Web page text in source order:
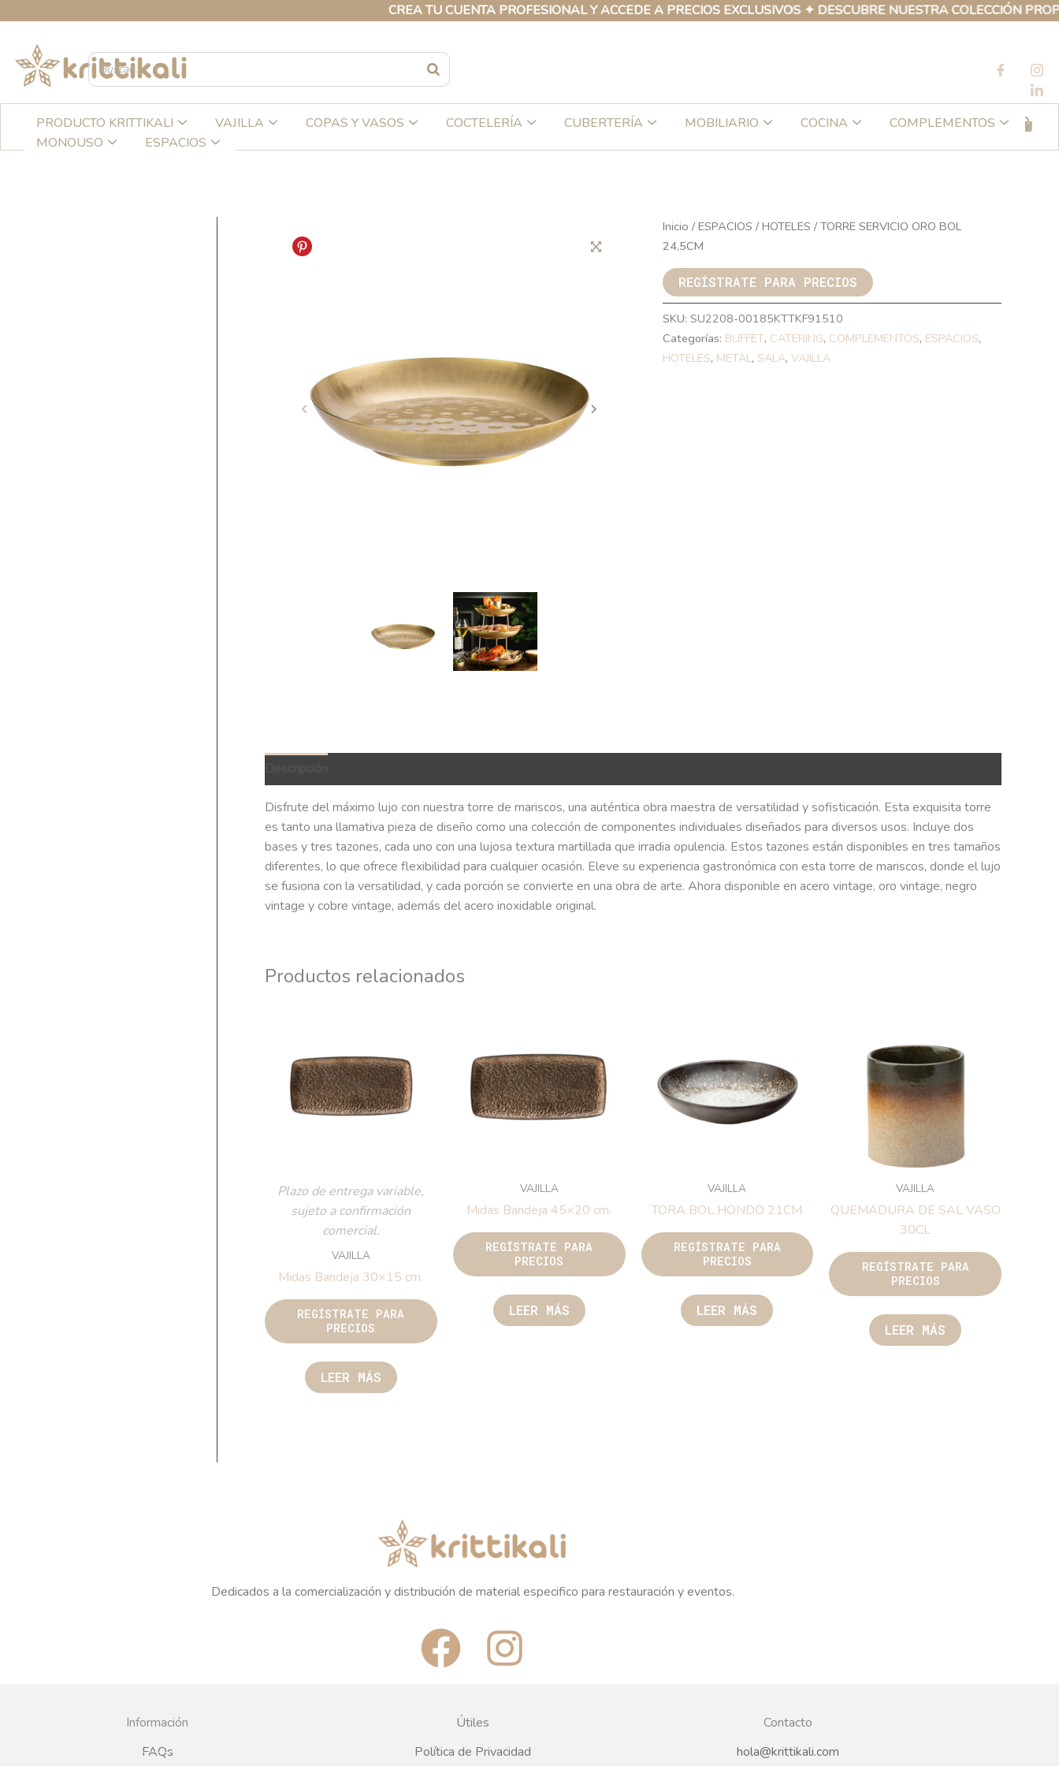
CREA TU CUENTA PROFESIONAL Y ACCEDE A PRECIOS EXCLUSIVOS ✦ DESCUBRE NUESTRA COLECCIÓN PROPIA DE
contenido
PRODUCTO KRITTIKALI VAJILLA COPAS Y VASOS COCTELERÍA CUBERTERÍA MOBILIARIO COCINA
COMPLEMENTOS
MONOUSO
ESPACIOS
Inicio / ESPACIOS / HOTELES / TORRE SERVICIO ORO BOL
24,5CM
REGÍSTRATE PARA PRECIOS
SKU: SU2208-00185KTTKF91510
Categorías: BUFFET, CATERING, COMPLEMENTOS, ESPACIOS,
HOTELES, METAL, SALA, VAJILLA
Disfrute del máximo lujo con nuestra torre de mariscos, una auténtica obra maestra de versatilidad y sofisticación. Esta exquisita torre
es tanto una llamativa pieza de diseño como una colección de componentes individuales diseñados para diversos usos. Incluye dos
bases y tres tazones, cada uno con una lujosa textura martillada que irradia opulencia. Estos tazones están disponibles en tres tamaños
diferentes, lo que ofrece flexibilidad para cualquier ocasión. Eleve su experiencia gastronómica con esta torre de mariscos, donde el lujo
se fusiona con la versatilidad, y cada porción se convierte en una obra de arte. Ahora disponible en acero vintage, oro vintage, negro
vintage y cobre vintage, además del acero inoxidable original.
Productos relacionados
Plazo de entrega variable,
sujeto a confirmación
comercial.
VAJILLA
Midas Bandeja 30×15 cm.
REGÍSTRATE PARA
PRECIOS
LEER MÁS
VAJILLA
Midas Bandeja 45×20 cm.
REGÍSTRATE PARA
PRECIOS
LEER MÁS
VAJILLA
TORA BOL HONDO 21CM
REGÍSTRATE PARA
PRECIOS
LEER MÁS
VAJILLA
QUEMADURA DE SAL VASO
30CL
REGÍSTRATE PARA
PRECIOS
LEER MÁS
Dedicados a la comercialización y distribución de material especifico para restauración y eventos.
F
a
c
I
n
Información
FAQs
Útiles
Política de Privacidad
Contacto
hola@krittikali.com